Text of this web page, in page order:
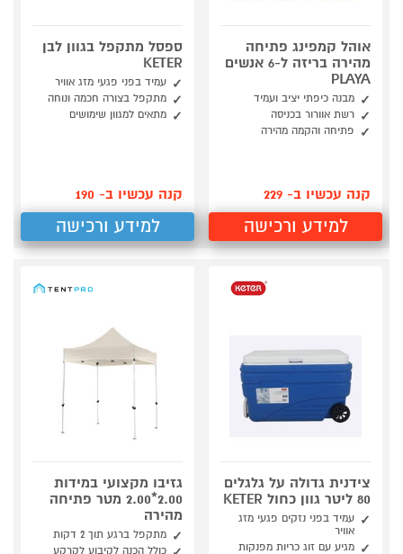
אוהל קמפינג פתיחה
מהירה בריזה ל-6 אנשים
PLAYA
מבנה כיפתי יציב ועמיד
רשת אוורור בכניסה
פתיחה והקמה מהירה
קנה עכשיו ב- 229
למידע ורכישה
ספסל מתקפל בגוון לבן
KETER
עמיד בפני פגעי מזג אוויר
מתקפל בצורה חכמה ונוחה
מתאים למגוון שימושים
קנה עכשיו ב- 190
למידע ורכישה
צידנית גדולה על גלגלים
80 ליטר גוון כחול KETER
עמיד בפני נזקים פגעי מזג
אוויר
מגיע עם זוג כריות מפנקות
גזיבו מקצועי במידות
2.00*2.00 מטר פתיחה
מהירה
מתקפל ברגע תוך 2 דקות
כולל הכנה לקיבוע לקרקע